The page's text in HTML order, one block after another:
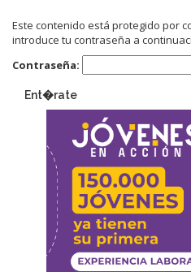
Este contenido está protegido por
introduce tu contraseña a
Contraseña:
Ent�rate